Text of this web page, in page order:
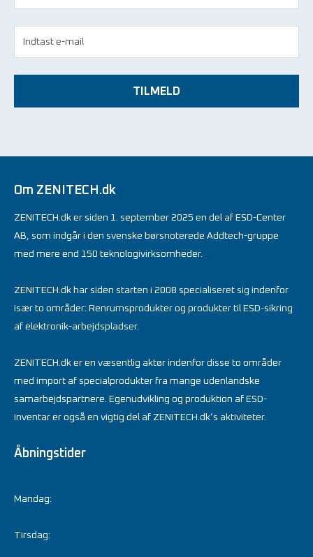
TILMELD
Om ZENITECH.dk
ZENITECH.dk er siden 1. september 2025 en del af ESD-Center
AB, som indgår i den svenske børsnoterede Addtech-gruppe
med mere end 150 teknologivirksomheder.
ZENITECH.dk har siden starten i 2008 specialiseret sig indenfor
især to områder: Renrumsprodukter og produkter til ESD-sikring
af elektronik-arbejdspladser.
ZENITECH.dk er en væsentlig aktør indenfor disse to områder
med import af specialprodukter fra mange udenlandske
samarbejdspartnere. Egenudvikling og produktion af ESD-
inventar er også en vigtig del af ZENITECH.dk’s aktiviteter.
Åbningstider
Mandag:
Tirsdag: